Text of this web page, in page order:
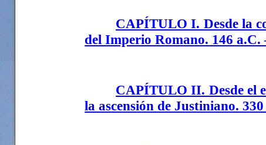
CAPÍTULO I. Desde la
del Imperio Romano. 146
CAPÍTULO II. Desde el
la ascensión de Justiniano.